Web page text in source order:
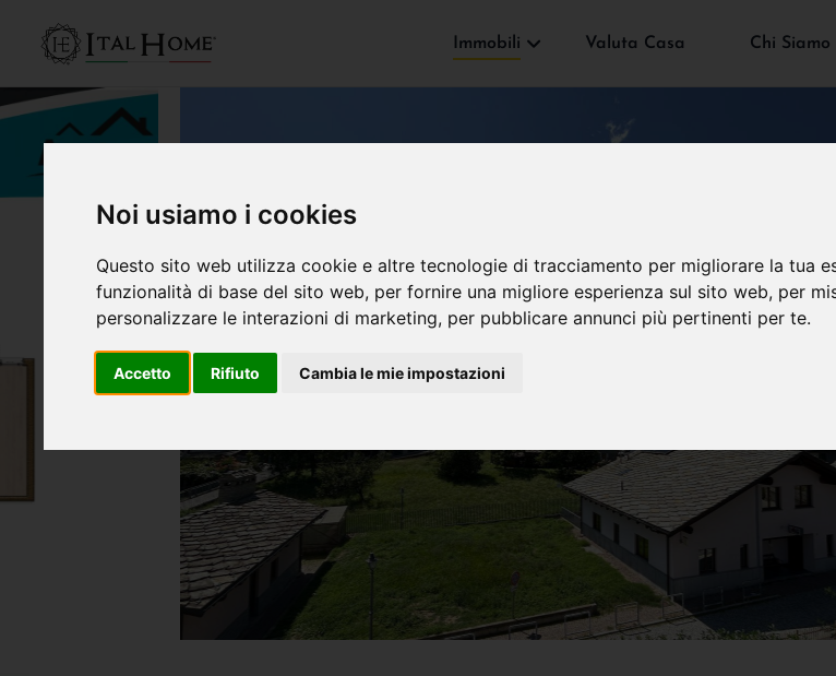
Noi usiamo i cookies
Questo sito web utilizza cookie e altre tecnologie di tracciamento per migliorare la tua
funzionalità di base del sito web, per fornire una migliore esperienza sul sito web, per
personalizzare le interazioni di marketing, per pubblicare annunci più pertinenti per te.
Accetto Rifiuto Cambia le mie impostazioni
Immobili Valuta Casa Chi Siamo